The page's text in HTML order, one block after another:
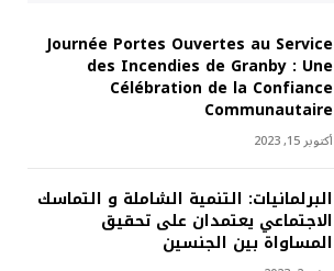
Journée Portes Ouvertes au Service
des Incendies de Granby : Une
Célébration de la Confiance
Communautaire
أكتوبر 15, 2023
البرلمانيات: التنمية الشاملة و التماسك
الاجتماعي يعتمدان على تحقيق
المساواة بين الجنسين